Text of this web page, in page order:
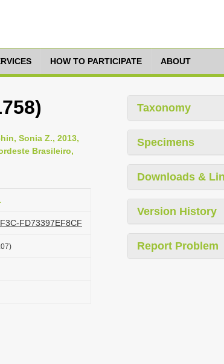
HOW TO PARTICIPATE ABOUT
Sonia Z., 2013,
Brasileiro,
FD73397EF8CF
Taxonomy
Specimens
Downloads &
Version History
Report Problem